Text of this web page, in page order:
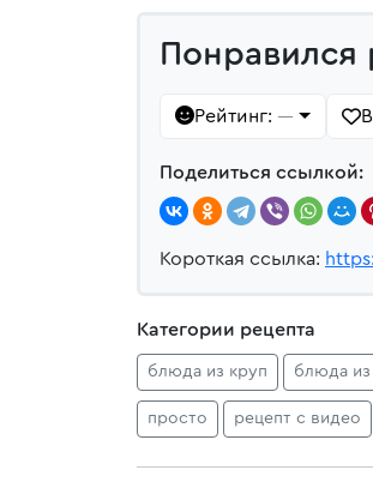
Понравился
Рейтинг: —
Поделиться ссылкой:
Короткая ссылка:
Категории рецепта
блюда из круп блюда из
просто рецепт с видео